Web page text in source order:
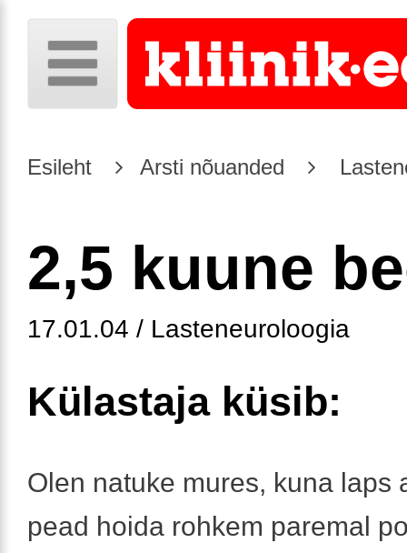
Esileht Arsti nõuanded
2,5 kuune
17.01.04 / Lasteneuroloogia
Külastaja küsib:
Olen natuke mures, kuna laps
pead hoida rohkem paremal